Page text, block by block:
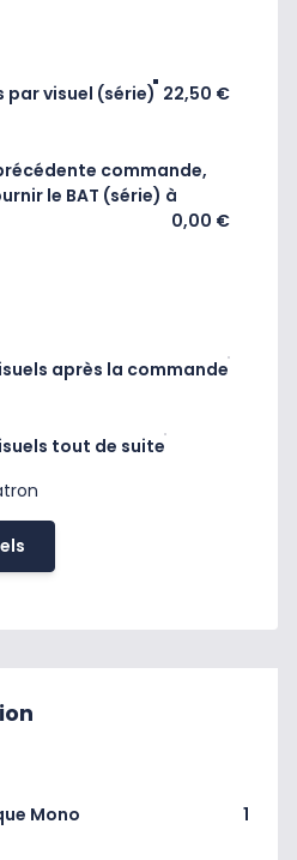
par visuel (série) 22,50 €
commande,
le BAT (série) à
0,00 €
après la commande
tout de suite
Mono
1